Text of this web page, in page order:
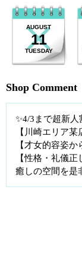
AUGUST
11
TUESDAY
Shop Comment
✨4/3まで超新
【川崎エリア某
【才女的容姿
【性格・礼儀
癒しの空間を是